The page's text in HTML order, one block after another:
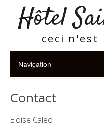
Hôtel
ceci n'est
Contact
Eloise Caleo